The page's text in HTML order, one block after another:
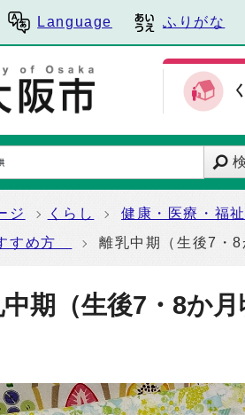
Language ふりがな
ジ くらし 健康・医療・福祉
すめ方
離乳中期（生後7・8
期（生後7・8か月